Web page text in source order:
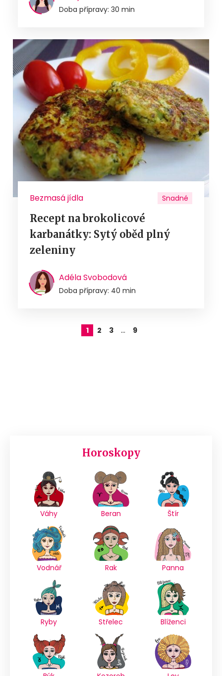
Doba přípravy: 30 min
Bezmasá jídla Snadné
Recept na brokolicové
karbanátky: Sytý oběd plný
zeleniny
Adéla Svobodová
Doba přípravy: 40 min
1 2 3 … 9
Horoskopy
Váhy Beran Štír
Vodnář Rak Panna
Ryby Střelec Blíženci